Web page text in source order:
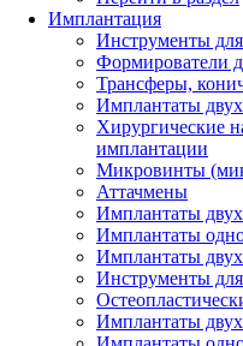
Имплантация
Инструменты
Формирователи
Трансферы,
Имплантаты
Хирургические
имплантации
Микровинты
Аттачмены
Имплантаты
Имплантаты
Имплантаты
Инструменты
Имплантаты